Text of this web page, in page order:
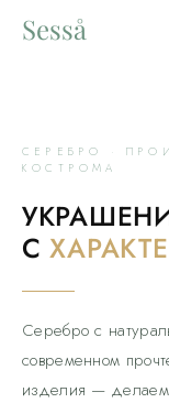
Sesså
СЕРЕБРО ·
КОСТРОМА
С
Серебро с
современном
изделия —